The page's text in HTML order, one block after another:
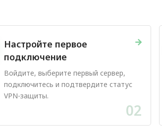
→
Настройте первое
подключение
Войдите, выберите первый сервер,
подключитесь и подтвердите статус
VPN-защиты.
02